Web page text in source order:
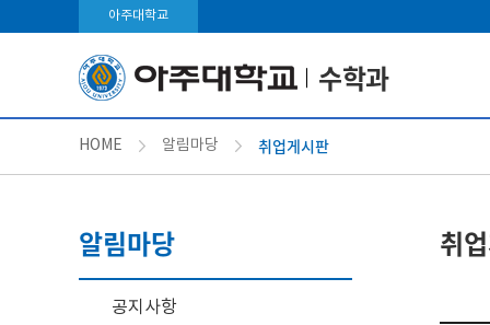
아주대학교
수학과
HOME 알림마당 취업게시판
알림마당
공지사항
취